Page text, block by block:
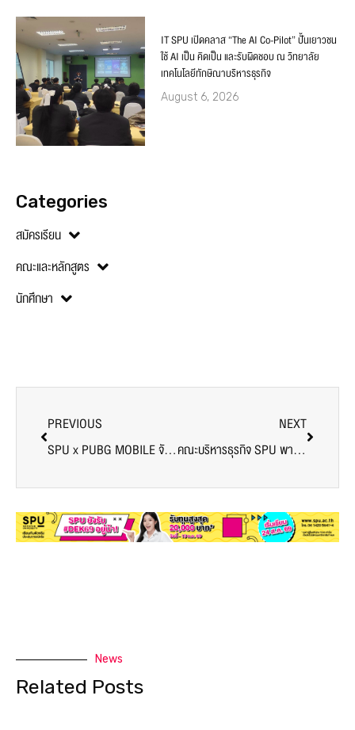
IT SPU เปิดคลาส “The AI Co-Pilot” ปั้นเยาวชน
ใช้ AI เป็น คิดเป็น และรับผิดชอบ ณ วิทยาลัย
เทคโนโลยีทักษิณาบริหารธุรกิจ
August 6, 2026
Categories
สมัครเรียน
คณะและหลักสูตร
นักศึกษา
PREVIOUS
SPU x PUBG MOBILE จับมือปั้นนักสร้างสรรค์เกมรุ่นใหม่ ปั้นไอเดียจากความชื่นชอบสู่เวทีแข่งขันระดับโลก
NEXT
คณะบริหารธุรกิจ SPU พานักศึกษาลุย ‘Sustainability Expo 2025’ สัมผัสเวทีธุรกิจยั่งยืนใหญ่สุดในอาเซียน
News
Related Posts